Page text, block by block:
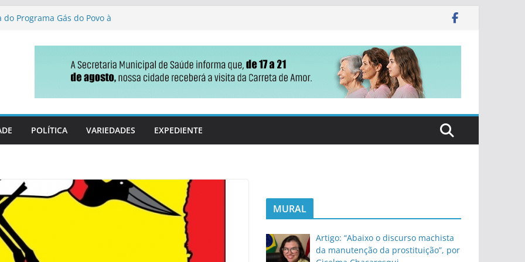
Programa Gás do Povo à
político ao projeto de
em MS
no Ideb e ganha fôlego
POLÍTICA VARIEDADES EXPEDIENTE
MURAL
Artigo: “Abaixo o discurso machista
da manutenção da prostituição”, por